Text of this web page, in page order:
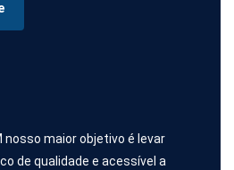
nosso maior objetivo é levar
de qualidade e acessível a